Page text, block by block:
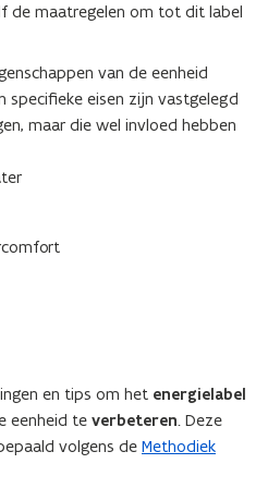
de maatregelen om tot dit label
van de eenheid
specifieke eisen zijn vastgelegd
maar die wel invloed hebben
en tips om het energielabel
eenheid te verbeteren. Deze
volgens de Methodiek
(